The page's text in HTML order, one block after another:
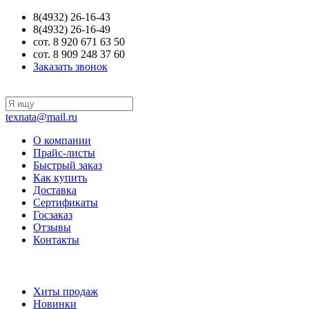
8(4932) 26-16-43
8(4932) 26-16-49
сот. 8 920 671 63 50
сот. 8 909 248 37 60
Заказать звонок
texnata@mail.ru
О компании
Прайс-листы
Быстрый заказ
Как купить
Доставка
Сертификаты
Госзаказ
Отзывы
Контакты
Хиты продаж
Новинки